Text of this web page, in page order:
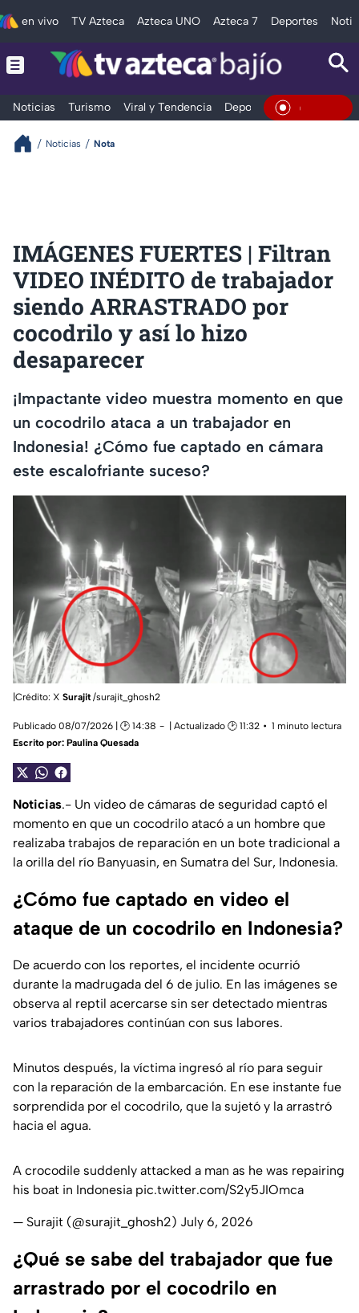
en vivo TV Azteca Azteca UNO Azteca 7 Deportes
Noticias Turismo Viral y Tendencia Deportes Espectáculos
En Vivo
Noticias Nota
IMÁGENES FUERTES | Filtran
VIDEO INÉDITO de trabajador
siendo ARRASTRADO por
cocodrilo y así lo hizo
desaparecer
¡Impactante video muestra momento en que
un cocodrilo ataca a un trabajador en
Indonesia! ¿Cómo fue captado en cámara
este escalofriante suceso?
|Crédito: X Surajit /surajit_ghosh2
Publicado 08/07/2026 | 🕑 14:38 | Actualizado 🕑 11:32
1 minuto lectura
Escrito por: Paulina Quesada
Noticias.- Un video de cámaras de seguridad captó el
momento en que un cocodrilo atacó a un hombre que
realizaba trabajos de reparación en un bote tradicional a
la orilla del río Banyuasin, en Sumatra del Sur, Indonesia.
¿Cómo fue captado en video el
ataque de un cocodrilo en Indonesia?
De acuerdo con los reportes, el incidente ocurrió
durante la madrugada del 6 de julio. En las imágenes se
observa al reptil acercarse sin ser detectado mientras
varios trabajadores continúan con sus labores.
Minutos después, la víctima ingresó al río para seguir
con la reparación de la embarcación. En ese instante fue
sorprendida por el cocodrilo, que la sujetó y la arrastró
hacia el agua.
A crocodile suddenly attacked a man as he was repairing
his boat in Indonesia pic.twitter.com/S2y5JIOmca
— Surajit (@surajit_ghosh2) July 6, 2026
¿Qué se sabe del trabajador que fue
arrastrado por el cocodrilo en